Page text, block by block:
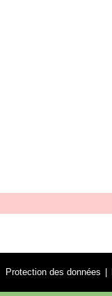
Protection des données